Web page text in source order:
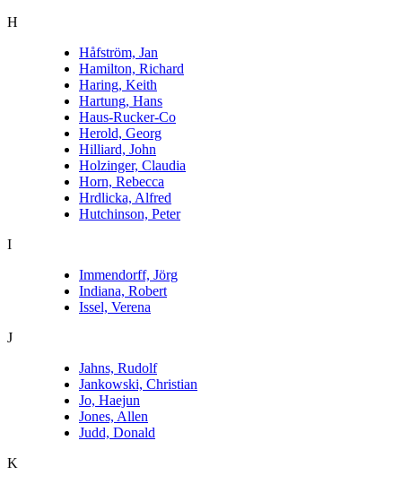
H
Håfström, Jan
Hamilton, Richard
Haring, Keith
Hartung, Hans
Haus-Rucker-Co
Herold, Georg
Hilliard, John
Holzinger, Claudia
Horn, Rebecca
Hrdlicka, Alfred
Hutchinson, Peter
I
Immendorff, Jörg
Indiana, Robert
Issel, Verena
J
Jahns, Rudolf
Jankowski, Christian
Jo, Haejun
Jones, Allen
Judd, Donald
K